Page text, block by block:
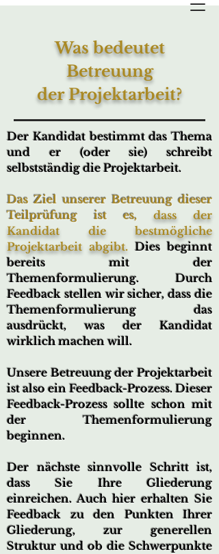
Was bedeutet
Betreuung
der Projektarbeit?
Der Kandidat bestimmt das Thema
und er (oder sie) schreibt
selbstständig die Projektarbeit.
Das Ziel unserer Betreuung dieser
Teilprüfung ist es, dass der
Kandidat die bestmögliche
Projektarbeit abgibt. Dies beginnt
bereits mit der
Themenformulierung. Durch
Feedback stellen wir sicher, dass die
Themenformulierung das
ausdrückt, was der Kandidat
wirklich machen will.
Unsere Betreuung der Projektarbeit
ist also ein Feedback-Prozess. Dieser
Feedback-Prozess sollte schon mit
der Themenformulierung
beginnen.
Der nächste sinnvolle Schritt ist,
dass Sie Ihre Gliederung
einreichen. Auch hier erhalten Sie
Feedback zu den Punkten Ihrer
Gliederung, zur generellen
Struktur und ob die Schwerpunkte